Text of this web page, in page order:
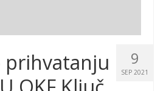
9
SEP 2021
prihvatanju